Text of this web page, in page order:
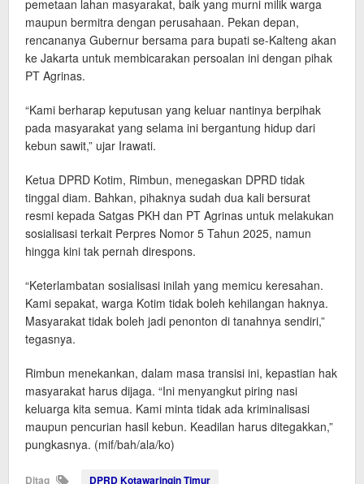
pemetaan lahan masyarakat, baik yang murni milik warga
maupun bermitra dengan perusahaan. Pekan depan,
rencananya Gubernur bersama para bupati se-Kalteng akan
ke Jakarta untuk membicarakan persoalan ini dengan pihak
PT Agrinas.
“Kami berharap keputusan yang keluar nantinya berpihak
pada masyarakat yang selama ini bergantung hidup dari
kebun sawit,” ujar Irawati.
Ketua DPRD Kotim, Rimbun, menegaskan DPRD tidak
tinggal diam. Bahkan, pihaknya sudah dua kali bersurat
resmi kepada Satgas PKH dan PT Agrinas untuk melakukan
sosialisasi terkait Perpres Nomor 5 Tahun 2025, namun
hingga kini tak pernah direspons.
“Keterlambatan sosialisasi inilah yang memicu keresahan.
Kami sepakat, warga Kotim tidak boleh kehilangan haknya.
Masyarakat tidak boleh jadi penonton di tanahnya sendiri,”
tegasnya.
Rimbun menekankan, dalam masa transisi ini, kepastian hak
masyarakat harus dijaga. “Ini menyangkut piring nasi
keluarga kita semua. Kami minta tidak ada kriminalisasi
maupun pencurian hasil kebun. Keadilan harus ditegakkan,”
pungkasnya. (mif/bah/ala/ko)
Ditag DPRD Kotawaringin Timur